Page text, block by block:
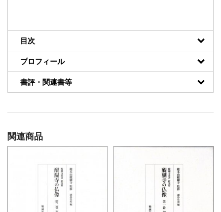
目次
プロフィール
書評・関連書等
関連商品